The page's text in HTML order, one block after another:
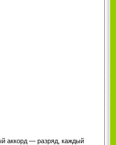
аккорд — разряд, каждый